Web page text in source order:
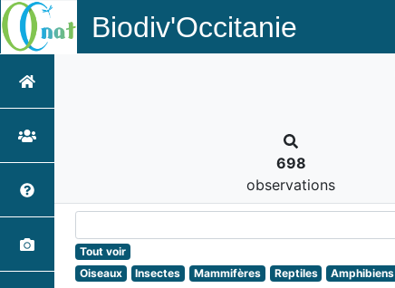
Biodiv'Occitanie
698
observations
Tout voir
Oiseaux
Insectes Mammifères Reptiles Amphibiens